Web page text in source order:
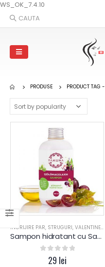
WS_OK_7.4.10
CAUTA
PRODUSE PRODUCT TAG -
INGRIJIRE PAR, STRUGURI, VALENTINE DAYS
Sampon hidratant cu Samburi de Struguri – Yamuna Luxury
out of 5
29 lei